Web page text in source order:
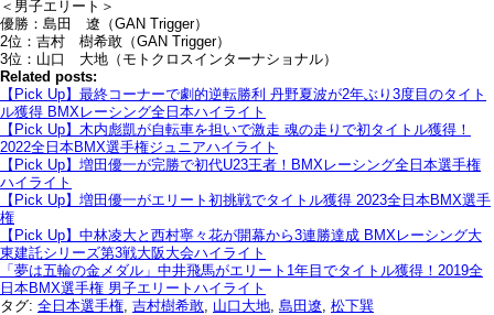
＜男子エリート＞
優勝：島田 遼（GAN Trigger）
2位：吉村 樹希敢（GAN Trigger）
3位：山口 大地（モトクロスインターナショナル）
Related posts:
【Pick Up】最終コーナーで劇的逆転勝利 丹野夏波が2年ぶり3度目のタイト
ル獲得 BMXレーシング全日本ハイライト
【Pick Up】木内彪凱が自転車を担いで激走 魂の走りで初タイトル獲得！
2022全日本BMX選手権ジュニアハイライト
【Pick Up】増田優一が完勝で初代U23王者！BMXレーシング全日本選手権
ハイライト
【Pick Up】増田優一がエリート初挑戦でタイトル獲得 2023全日本BMX選手
権
【Pick Up】中林凌大と西村寧々花が開幕から3連勝達成 BMXレーシング大
東建託シリーズ第3戦大阪大会ハイライト
「夢は五輪の金メダル」中井飛馬がエリート1年目でタイトル獲得！2019全
日本BMX選手権 男子エリートハイライト
タグ: 全日本選手権, 吉村樹希敢, 山口大地, 島田遼, 松下巽